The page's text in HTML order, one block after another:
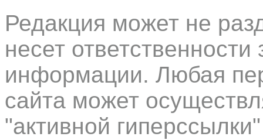
Редакция может не
несет
информации. Любая
сайта может
"активной